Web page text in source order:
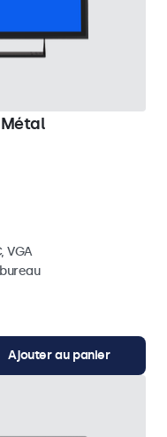
VGA
Ajouter au panier